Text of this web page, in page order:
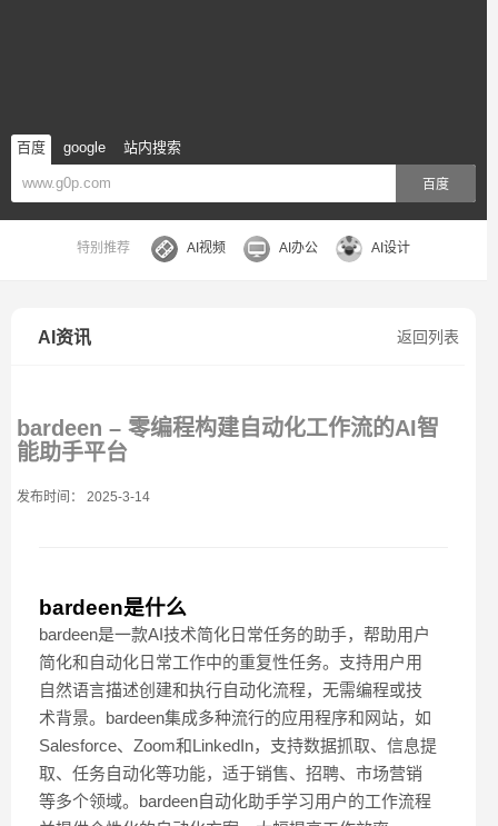
百度 google 站内搜索
百度
特别推荐 AI视频 AI办公 AI设计
返回列表
AI资讯
bardeen – 零编程构建自动化工作流的AI智
能助手平台
发布时间： 2025-3-14
bardeen是什么
bardeen是一款AI技术简化日常任务的助手，帮助用户
简化和自动化日常工作中的重复性任务。支持用户用
自然语言描述创建和执行自动化流程，无需编程或技
术背景。bardeen集成多种流行的应用程序和网站，如
Salesforce、Zoom和LinkedIn，支持数据抓取、信息提
取、任务自动化等功能，适于销售、招聘、市场营销
等多个领域。bardeen自动化助手学习用户的工作流程